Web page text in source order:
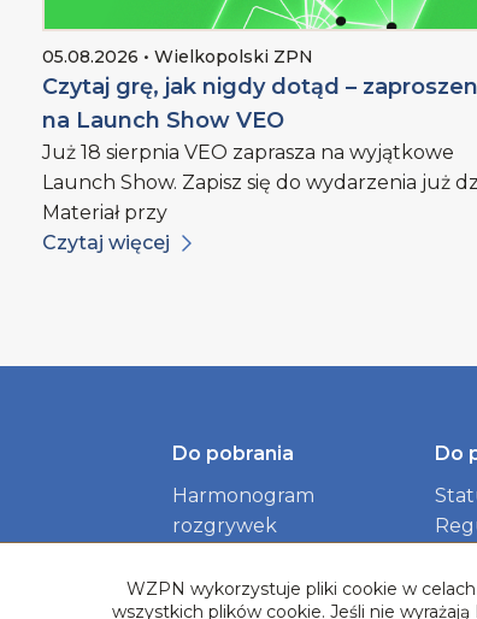
05.08.2026 • Wielkopolski ZPN
Czytaj grę, jak nigdy dotąd –
na Launch Show VEO
Już 18 sierpnia VEO zaprasza na wyjątkowe
Launch Show. Zapisz się do wydarzenia już
Materiał przy
Czytaj więcej
Do pobrania
Harmonogram
rozgrywek
Związku
Do
WZPN wykorzystuje pliki cookie w
wszystkich plików cookie. Jeśli nie